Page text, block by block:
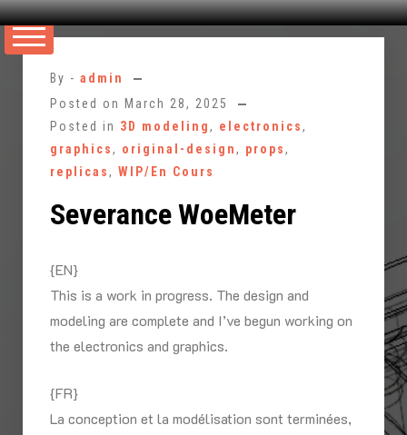
Skip
By - admin
Posted on
March 28, 2025
Posted in 3D modeling, electronics,
graphics, original-design, props,
replicas, WIP/En Cours
Severance WoeMeter
{EN}
This is a work in progress. The design and
modeling are complete and I’ve begun working on
the electronics and graphics.
{FR}
La conception et la modélisation sont terminées,